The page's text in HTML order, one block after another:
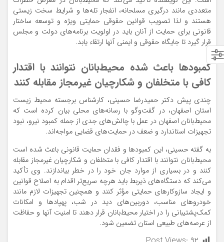
متعددی مانند درگیری مسلحانه، انفجار تله‌ها و شرایط سخت زیستی
هستند و لذا تصویب قوانین حقوقی حمایتی ویژه و توسعه ساختار
قانونی برای حمایت از آنان باید در اولویت برنامه‌های دولت و مجلس
قرار گیرد تا جایگاه حقوقی و ایمنی آنها ارتقاء یابد.
کمبودها باعث شده محیط‌بانان نتوانند با اقتدار
کافی با متخلفان و شکارچیان غیرمجاز مقابله کنند
چندی پیش دکتر حمیدرضا حسینی، کارشناس برجسته محیط زیست
استان اصفهان، در گفت‌وگو با رسانه‌های محلی بیان کرده است که
محیط‌بانان اصفهان در عمل با چالش‌های جدی از جمله کمبود نیرو، نبود
تجهیزات استاندارد و ضعف در حمایت‌های قضایی مواجه‌اند.
به گفته حسینی، این کمبودها و فقدان حمایت قانونی باعث شده است
محیط‌بانان نتوانند با اقتدار کافی با متخلفان و شکارچیان غیرمجاز مقابله
کنند و در بسیاری از موارد جان خود را در خطر بیاندازند. وی تأکید
می‌کند که دستگاه‌های ذیربط باید هرچه سریع‌تر اقدام به اصلاح قوانین
و ایجاد سازوکارهای حمایتی مؤثر کنند و همچنین تجهیزات لازم مانند
خودروهای مناسب، دوربین‌های دید در شب، پهپادها و امکانات
کمک‌پشتیبانی را در اختیار محیط‌بانان قرار دهند تا امنیت آنها و حفاظت
از عرصه‌های طبیعی استان تضمین شود.